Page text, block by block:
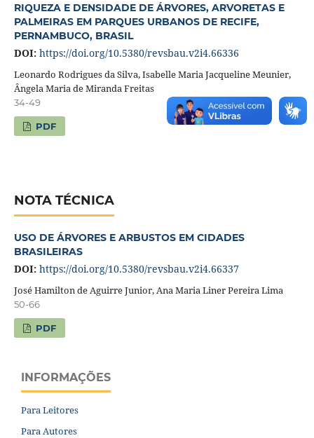
RIQUEZA E DENSIDADE DE ÁRVORES, ARVORETAS E
PALMEIRAS EM PARQUES URBANOS DE RECIFE,
PERNAMBUCO, BRASIL
DOI: https://doi.org/10.5380/revsbau.v2i4.66336
Leonardo Rodrigues da Silva, Isabelle Maria Jacqueline Meunier,
Ângela Maria de Miranda Freitas
34-49
PDF
NOTA TÉCNICA
USO DE ÁRVORES E ARBUSTOS EM CIDADES
BRASILEIRAS
DOI: https://doi.org/10.5380/revsbau.v2i4.66337
José Hamilton de Aguirre Junior, Ana Maria Liner Pereira Lima
50-66
PDF
INFORMAÇÕES
Para Leitores
Para Autores